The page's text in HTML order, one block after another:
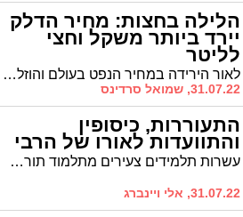
הלילה בחצות: מחיר הדלק
יירד ביותר משקל וחצי
לליטר
לאור הירידה במחיר הנפט בעולם והוזלת מס הבלו על הדלק, מחירי הדלק יירדו הלילה (א') בחצות ביותר משקל וחצי לליטר. מחירו של ליטר בנזין יעלה כ-6.54 ש"ח
31.07.22, שמואל סרדינס
התעוררות, כיסופין
והתוועדות לאורו של הרבי
עשרות תלמידים צעירים מתלמוד תורה מכפר חב"ד ונהנו משעות של דברי התעוררות וניגונים במרכז "אור מנחם" שהוקם בעיר
31.07.22, אלי ויינברג